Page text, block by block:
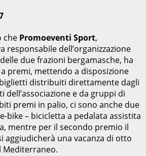
che Promoeventi Sport,
responsabile dell’organizzazione
due frazioni bergamasche, ha
premi, mettendo a disposizione
distribuiti direttamente dagli
e da gruppi di
premi in palio, ci sono anche due
bike – bicicletta a pedalata assistita
mentre per il secondo premio il
una vacanza di otto
Mediterraneo.